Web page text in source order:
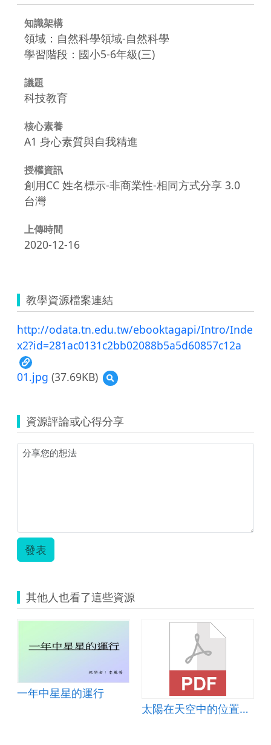
知識架構
領域：自然科學領域-自然科學
學習階段：國小5-6年級(三)
議題
科技教育
核心素養
A1 身心素質與自我精進
授權資訊
創用CC 姓名標示-非商業性-相同方式分享 3.0
台灣
上傳時間
2020-12-16
教學資源檔案連結
http://odata.tn.edu.tw/ebooktagapi/Intro/Inde
x2?id=281ac0131c2bb02088b5a5d60857c12a
01.jpg (37.69KB)
預
覽
資源評論或心得分享
發表
其他人也看了這些資源
一年中星星的運行
太陽在天空中的位置變化